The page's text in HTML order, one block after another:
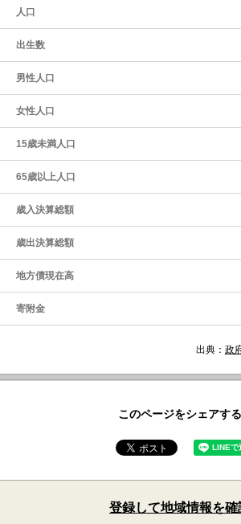
人口
出生数
男性人口
女性人口
15歳未満人口
65歳以上人口
歳入決算総額
歳出決算総額
地方債現在高
寄附金
出典： 政
このページをシェアする
登録して地域情報を確